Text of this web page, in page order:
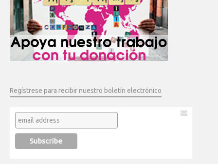
Regístrese para recibir nuestro boletín electrónico